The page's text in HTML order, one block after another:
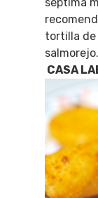
tortilla de
salmorejo.
CASA